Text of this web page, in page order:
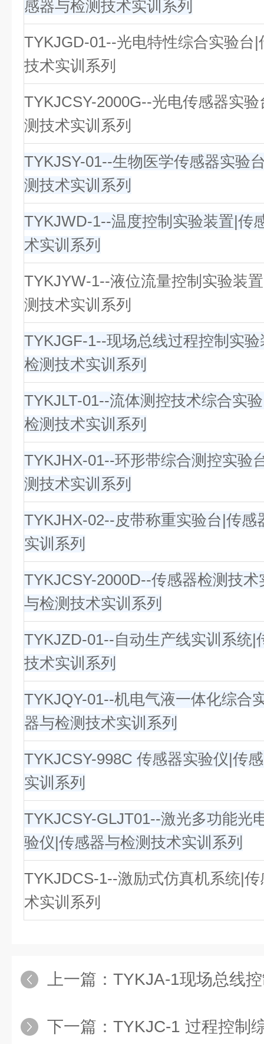
感器与检测技术实训系列
TYKJGD-01--光电特性综合实验台|
技术实训系列
TYKJCSY-2000G--光电传感器实
测技术实训系列
TYKJSY-01--生物医学传感器实验
测技术实训系列
TYKJWD-1--温度控制实验装置|传
术实训系列
TYKJYW-1--液位流量控制实验装
测技术实训系列
TYKJGF-1--现场总线过程控制实
检测技术实训系列
TYKJLT-01--流体测控技术综合实
检测技术实训系列
TYKJHX-01--环形带综合测控实验
测技术实训系列
TYKJHX-02--皮带称重实验台|传感
实训系列
TYKJCSY-2000D--传感器检测技
与检测技术实训系列
TYKJZD-01--自动生产线实训系统|
技术实训系列
TYKJQY-01--机电气液一体化综合
器与检测技术实训系列
TYKJCSY-998C 传感器实验仪|传
实训系列
TYKJCSY-GLJT01--激光多功能光
验仪|传感器与检测技术实训系列
TYKJDCS-1--激励式仿真机系统|
术实训系列
上一篇： TYKJA-1现场总线控制实验装
下一篇： TYKJC-1 过程控制综合实验装